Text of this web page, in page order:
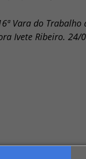
Vara do Trabalho
Ivete Ribeiro. 24/